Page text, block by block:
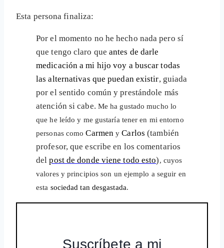
Esta persona finaliza:
Por el momento no he hecho nada pero sí
que tengo claro que antes de darle
medicación a mi hijo voy a buscar todas
las alternativas que puedan existir, guiada
por el sentido común y prestándole más
atención si cabe. Me ha gustado mucho lo
que he leído y me gustaría tener en mi entorno
personas comoCarmenyCarlos (también
profesor, que escribe en los comentarios
delpost de donde viene todo esto), cuyos
valores y principios son un ejemplo a seguir en
esta sociedad tan desgastada.
Suscríbete a mi